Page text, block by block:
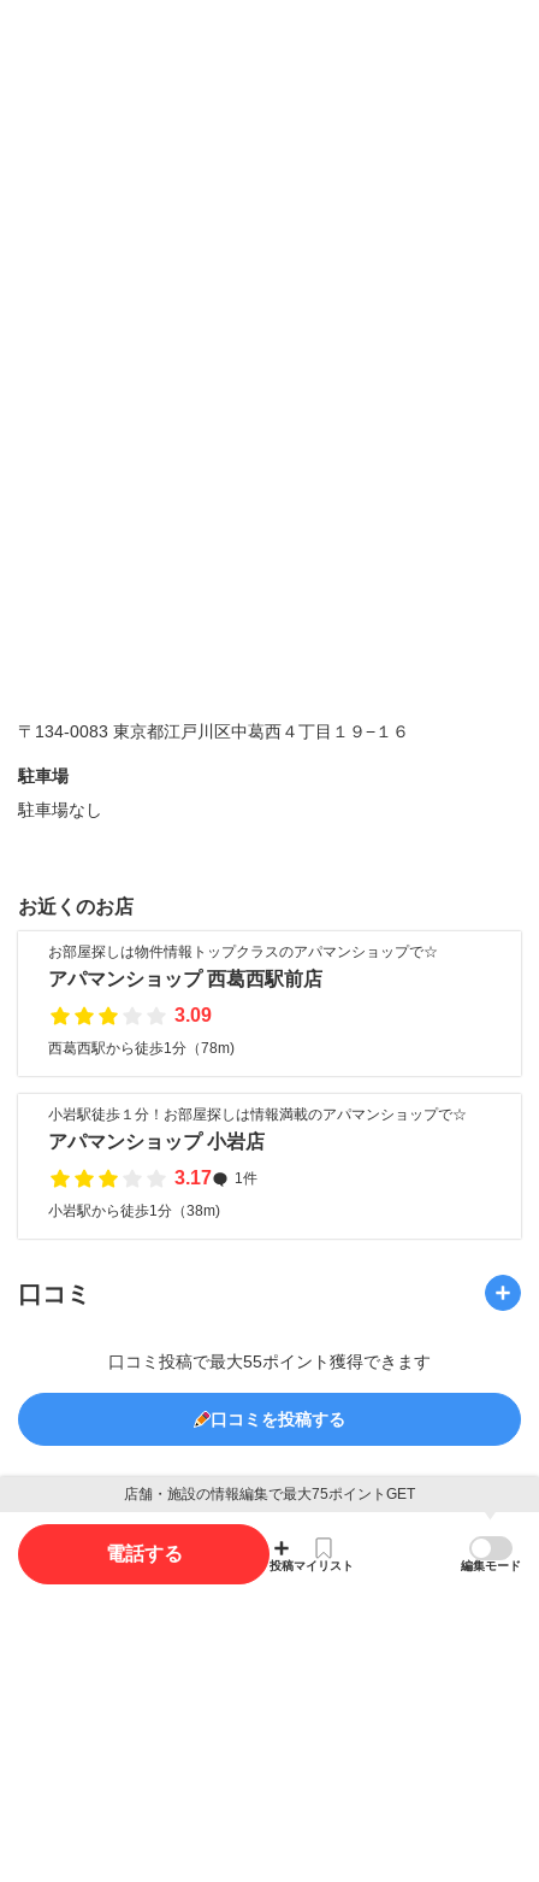
〒134-0083 東京都江戸川区中葛西４丁目１９−１６
駐車場
駐車場なし
お近くのお店
お部屋探しは物件情報トップクラスのアパマンショップで☆
アパマンショップ 西葛西駅前店
3.09
西葛西駅から徒歩1分（78m)
小岩駅徒歩１分！お部屋探しは情報満載のアパマンショップで☆
アパマンショップ 小岩店
3.17
1件
小岩駅から徒歩1分（38m)
口コミ
口コミ投稿で最大55ポイント獲得できます
口コミを投稿する
写真
店舗・施設の情報編集で最大75ポイントGET
電話する
投稿マイリスト 編集モード